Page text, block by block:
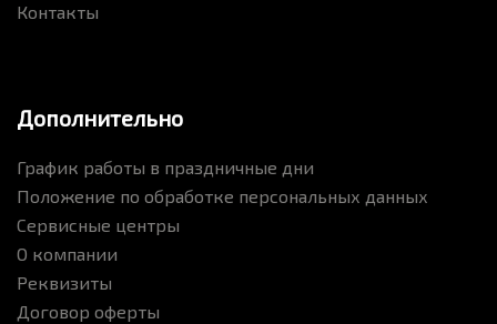
Контакты
Дополнительно
График работы в праздничные дни
Положение по обработке персональных данных
Сервисные центры
О компании
Реквизиты
Договор оферты